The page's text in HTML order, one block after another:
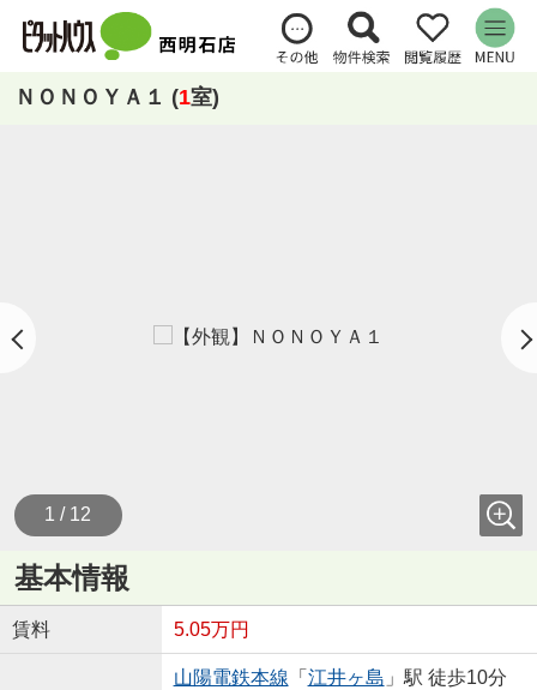
ＮＯＮＯＹＡ１ (1室)
1 / 12
基本情報
賃料 5.05万円
山陽電鉄本線 「 江井ヶ島 」駅 徒歩10分